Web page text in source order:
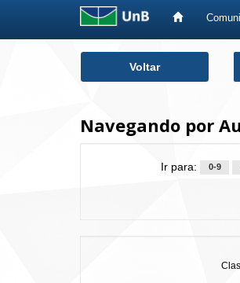
Voltar
Navegando por
Ir para: 0-9